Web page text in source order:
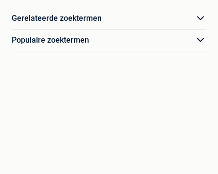
Gerelateerde zoektermen
Populaire zoektermen